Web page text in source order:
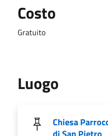
Costo
Gratuito
Luogo
Chiesa